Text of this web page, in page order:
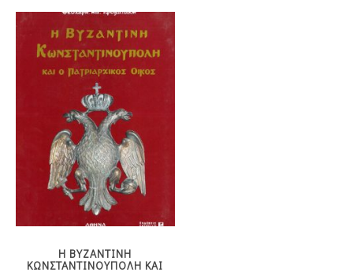
Η ΒΥΖΑΝΤΙΝΗ
ΚΩΝΣΤΑΝΤΙΝΟΥΠΟΛΗ ΚΑΙ